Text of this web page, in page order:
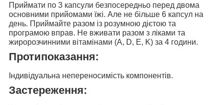
Приймати по 3 капсули безпосередньо перед двома
основними прийомами їжі. Але не більше 6 капсул на
день. Приймайте разом із розумною дієтою та
програмою вправ. Не вживати разом з ліками та
жиророзчинними вітамінами (A, D, E, K) за 4 години.
Протипоказання:
Індивідуальна непереносимість компонентів.
Застереження: